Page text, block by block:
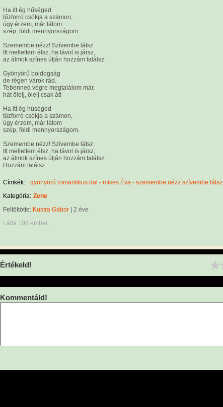
Ha itt ég hűséged
tűzforró csókja a számon,
úgy érzem, már látom
szép, földi mennyországom.
Szemembe nézz! Szívembe látsz.
Itt mellettem élsz, ha távol is jársz,
az álmok színes útján hozzám találsz.
Gyönyörű boldogság
de régen várok rád.
Tebenned végre megtalálom már,
hát ölelj, ölelj csak át!
Ha itt ég hűséged
tűzforró csókja a számon,
úgy érzem, már látom
szép, földi mennyországom.
Szemembe nézz! Szívembe látsz.
Itt mellettem élsz, ha távol is jársz,
az álmok színes útján hozzám találsz.
Hozzám találsz
Címkék:
gyönyörű romantikus dal - mikes Éva - szemembe nézz szívembe látsz
Kategória: Zene
Feltöltötte: Kustra Gábor
2 éve
Látta 108 ember.
Értékeld!
Kommentáld!